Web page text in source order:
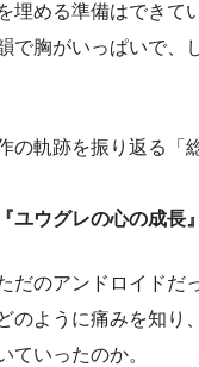
埋める準備はできて
で胸がいっぱいで、
の軌跡を振り返る「
『ユウグレの心の成長』
だのアンドロイドだ
のように痛みを知り
ていったのか。